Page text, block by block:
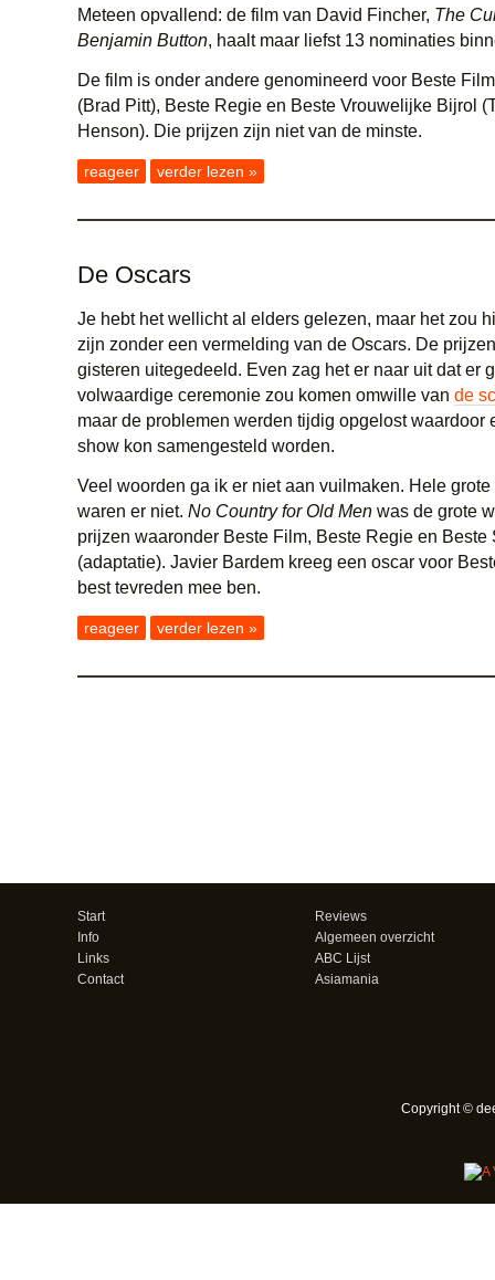
Meteen opvallend: de film van David Fincher, The
Benjamin Button, haalt maar liefst 13 nominaties
De film is onder andere genomineerd voor Beste
(Brad Pitt), Beste Regie en Beste Vrouwelijke Bijrol
Henson). Die prijzen zijn niet van de minste.
reageer verder lezen »
De Oscars
Je hebt het wellicht al elders gelezen, maar het zou
zijn zonder een vermelding van de Oscars. De
gisteren uitegedeeld. Even zag het er naar uit dat er
volwaardige ceremonie zou komen omwille van de
maar de problemen werden tijdig opgelost waardoor
show kon samengesteld worden.
Veel woorden ga ik er niet aan vuilmaken. Hele
waren er niet. No Country for Old Men was de grote
prijzen waaronder Beste Film, Beste Regie en Beste
(adaptatie). Javier Bardem kreeg een oscar voor
best tevreden mee ben.
reageer verder lezen »
Start
Info
Links
Contact
Reviews
Algemeen overzicht
ABC Lijst
Asiamania
Copyright ©